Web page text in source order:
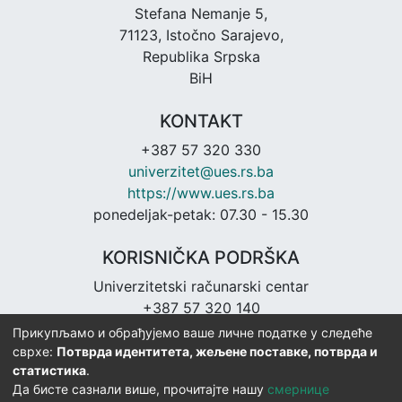
Stefana Nemanje 5,
71123, Istočno Sarajevo,
Republika Srpska
BiH
KONTAKT
+387 57 320 330
univerzitet@ues.rs.ba
https://www.ues.rs.ba
ponedeljak-petak: 07.30 - 15.30
KORISNIČKA PODRŠKA
Univerzitetski računarski centar
+387 57 320 140
urc@ues.rs.ba
https://urc.ues.rs.ba
Прикупљамо и обрађујемо ваше личне податке у следеће
сврхе: Потврда идентитета, жељене поставке, потврда и
статистика.
Да бисте сазнали више, прочитајте нашу смернице